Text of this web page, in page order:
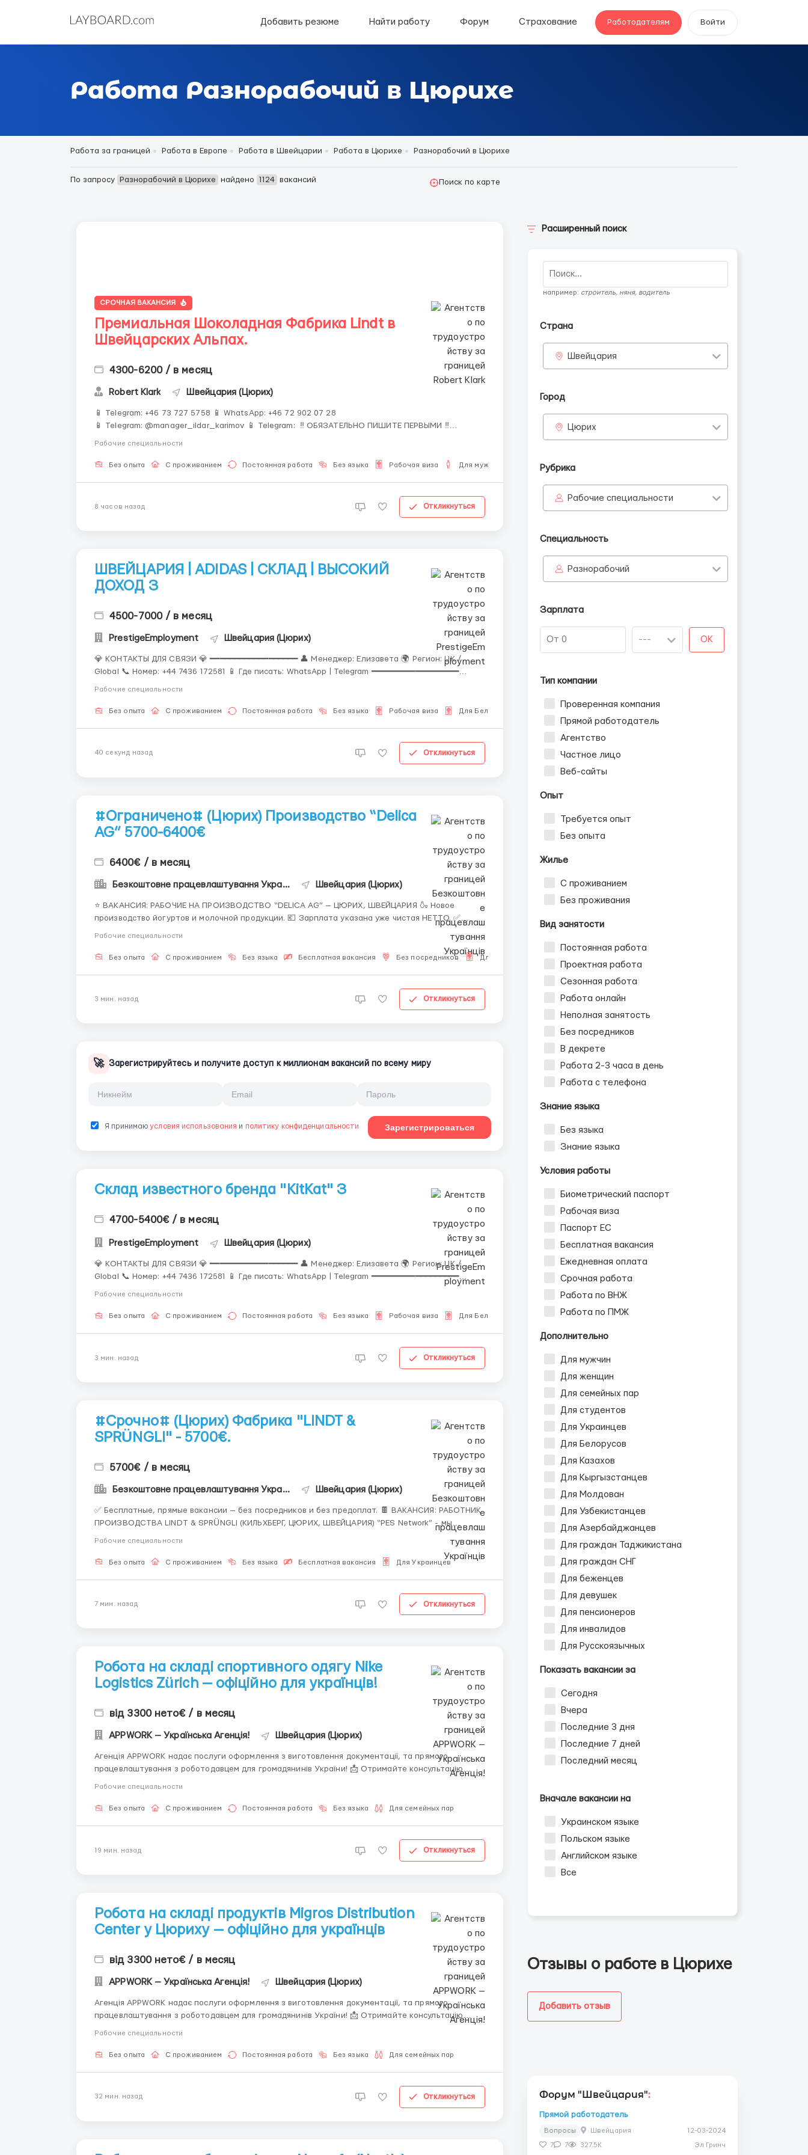
Добавить резюме Найти работу Форум Страхование Работодателям Войти
Работа Разнорабочий в Цюрихе
Работа за границей Работа в Европе Работа в Швейцарии Работа в Цюрихе Разнорабочий в Цюрихе
По запросу Разнорабочий в Цюрихе найдено 1124 вакансий Поиск по карте
СРОЧНАЯ ВАКАНСИЯ
Премиальная Шоколадная Фабрика Lindt в
Швейцарских Альпах.
4300-6200 / в месяц
Robert Klark Швейцария (Цюрих)
📱 Telegram: +46 73 727 5758 📱 WhatsApp: +46 72 902 07 28
📱 Telegram: @manager_ildar_karimov 📱 Telegram: ‼️ ОБЯЗАТЕЛЬНО ПИШИТЕ ПЕРВЫМИ ‼️
Рабочие специальности
Без опыта С проживанием Постоянная работа Без языка Рабочая виза Для мужчин
8 часов назад Откликнуться
ШВЕЙЦАРИЯ | ADIDAS | СКЛАД | ВЫСОКИЙ
ДОХОД З
4500-7000 / в месяц
PrestigeEmployment Швейцария (Цюрих)
💎 КОНТАКТЫ ДЛЯ СВЯЗИ 💎 ━━━━━━━━━━━━━━━━━━ 👤 Менеджер: Елизавета 🌍 Регион: UK /
Global 📞 Номер: +44 7436 172581 📱 Где писать: WhatsApp | Telegram ━━━━━━━━━━━━━━━━━━
Сохраняй, чтобы не потерять работу мечты! ⭐ Работа на современном складе мирового
Рабочие специальности
Без опыта С проживанием Постоянная работа Без языка Рабочая виза Для Белорусов
40 секунд назад Откликнуться
#Ограничено# (Цюрих) Производство “Delica
AG” 5700-6400€
6400€ / в месяц
Безкоштовне працевлаштування Українців Швейцария (Цюрих)
⭐ ВАКАНСИЯ: РАБОЧИЕ НА ПРОИЗВОДСТВО “DELICA AG” — ЦЮРИХ, ШВЕЙЦАРИЯ 🍶 Новое
производство йогуртов и молочной продукции. 💶 Зарплата указана уже чистая НЕТТО. ✅
Рабочие специальности
Без опыта С проживанием Без языка Бесплатная вакансия Без посредников Для Украинцев
3 мин. назад Откликнуться
🚀 Зарегистрируйтесь и получите доступ к миллионам вакансий по всему миру
Я принимаюусловия использования и политику конфиденциальности Зарегистрироваться
Склад известного бренда "KitKat" З
4700-5400€ / в месяц
PrestigeEmployment Швейцария (Цюрих)
💎 КОНТАКТЫ ДЛЯ СВЯЗИ 💎 ━━━━━━━━━━━━━━━━━━ 👤 Менеджер: Елизавета 🌍 Регион: UK /
Global 📞 Номер: +44 7436 172581 📱 Где писать: WhatsApp | Telegram ━━━━━━━━━━━━━━━━━━
Сохраняй, чтобы не потерять работу мечты! ⭐ О бренде "KitKat": "KitKat" — серия шоколадных
Рабочие специальности
Без опыта С проживанием Постоянная работа Без языка Рабочая виза Для Белорусов
3 мин. назад Откликнуться
#Срочно# (Цюрих) Фабрика "LINDT &
SPRÜNGLI" - 5700€.
5700€ / в месяц
Безкоштовне працевлаштування Українців Швейцария (Цюрих)
✅ Бесплатные, прямые вакансии — без посредников и без предоплат. 🍫 ВАКАНСИЯ: РАБОТНИК
ПРОИЗВОДСТВА LINDT & SPRÜNGLI (КИЛЬХБЕРГ, ЦЮРИХ, ШВЕЙЦАРИЯ) “PES Network” - мы
официальный европейский портал по трудоустройству. Консультант на этом сайте является
Рабочие специальности
Без опыта С проживанием Без языка Бесплатная вакансия Для Украинцев
7 мин. назад Откликнуться
Робота на складі спортивного одягу Nike
Logistics Zürich — офіційно для українців!
від 3300 нето€ / в месяц
APPWORK — Українська Агенція! Швейцария (Цюрих)
Агенція APPWORK надає послуги оформлення з виготовлення документації, та прямого
працевлаштування з роботодавцем для громадянинів України! 📩 Отримайте консультацію
онлайн: Спеціаліст: Денис Бойко Телефон для консультацій \ для підбору вакансій: +48 889 248
Рабочие специальности
Без опыта С проживанием Постоянная работа Без языка Для семейных пар
19 мин. назад Откликнуться
Робота на складі продуктів Migros Distribution
Center у Цюриху — офіційно для українців
від 3300 нето€ / в месяц
APPWORK — Українська Агенція! Швейцария (Цюрих)
Агенція APPWORK надає послуги оформлення з виготовлення документації, та прямого
працевлаштування з роботодавцем для громадянинів України! 📩 Отримайте консультацію
онлайн: Спеціаліст: Денис Бойко Телефон для консультацій \ для підбору вакансій: +48 889 248
Рабочие специальности
Без опыта С проживанием Постоянная работа Без языка Для семейных пар
32 мин. назад Откликнуться
Расширенный поиск
например: строитель, няня, водитель
Страна
Швейцария
Город
Цюрих
Рубрика
Рабочие специальности
Специальность
Разнорабочий
Зарплата
OK
Тип компании
Проверенная компания
Прямой работодатель
Агентство
Частное лицо
Веб-сайты
Опыт
Требуется опыт
Без опыта
Жилье
С проживанием
Без проживания
Вид занятости
Постоянная работа
Проектная работа
Сезонная работа
Работа онлайн
Неполная занятость
Без посредников
В декрете
Работа 2-3 часа в день
Работа с телефона
Знание языка
Без языка
Знание языка
Условия работы
Биометрический паспорт
Рабочая виза
Паспорт ЕС
Бесплатная вакансия
Ежедневная оплата
Срочная работа
Работа по ВНЖ
Работа по ПМЖ
Дополнительно
Для мужчин
Для женщин
Для семейных пар
Для студентов
Для Украинцев
Для Белорусов
Для Казахов
Для Кыргызстанцев
Для Молдован
Для Узбекистанцев
Для Азербайджанцев
Для граждан Таджикистана
Для граждан СНГ
Для беженцев
Для девушек
Для пенсионеров
Для инвалидов
Для Русскоязычных
Показать вакансии за
Сегодня
Вчера
Последние 3 дня
Последние 7 дней
Последний месяц
Вначале вакансии на
Украинском языке
Польском языке
Английском языке
Все
Отзывы о работе в Цюрихе
Добавить отзыв
Форум "Швейцария":
Прямой работодатель
Вопросы Швейцария 12-03-2024
7 7 327.5K Эл Гринч